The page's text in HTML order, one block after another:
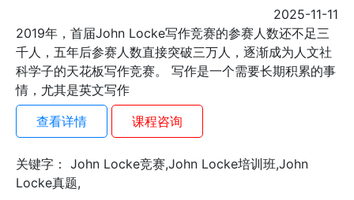
2025-11-11
2019年，首届John Locke写作竞赛的参赛人数还不足三
千人，五年后参赛人数直接突破三万人，逐渐成为人文社
科学子的天花板写作竞赛。 写作是一个需要长期积累的事
情，尤其是英文写作
查看详情
课程咨询
关键字： John Locke竞赛,John Locke培训班,John
Locke真题,